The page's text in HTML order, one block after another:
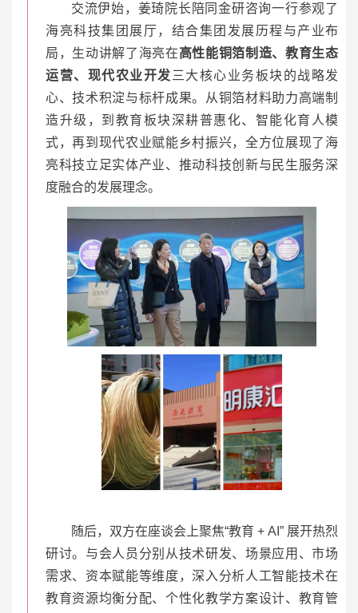
交流伊始，姜琦院长陪同金研咨询一行参观了
海亮科技集团展厅，结合集团发展历程与产业布
局，生动讲解了海亮在高性能铜箔制造、教育生态
运营、现代农业开发 三大核心业务板块的战略发
心、技术积淀与标杆成果。从铜箔材料助力高端制
造升级，到教育板块深耕普惠化、智能化育人模
式，再到现代农业赋能乡村振兴，全方位展现了海
亮科技立足实体产业、推动科技创新与民生服务深
度融合的发展理念。
随后，双方在座谈会上聚焦“教育 + AI” 展开热烈
研讨。与会人员分别从技术研发、场景应用、市场
需求、资本赋能等维度，深入分析人工智能技术在
教育资源均衡分配、个性化教学方案设计、教育管